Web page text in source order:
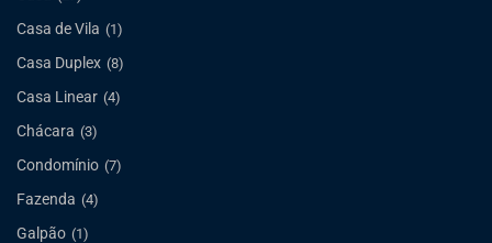
Casa de Vila (1)
Casa Duplex (8)
Casa Linear (4)
Chácara (3)
Condomínio (7)
Fazenda (4)
Galpão (1)